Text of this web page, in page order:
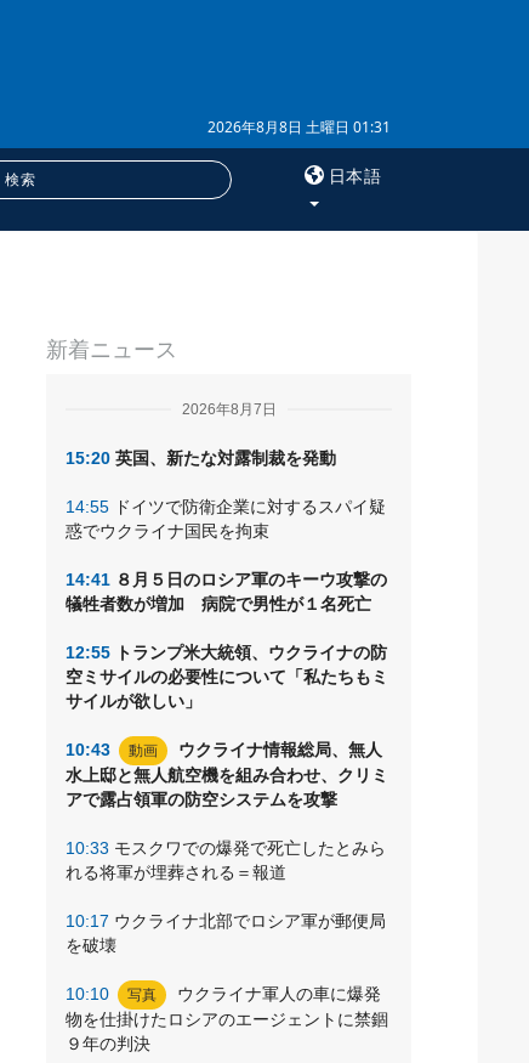
2026年8月8日 土曜日 01:31
日本語
購読
新着ニュース
2026年8月7日
15:20 英国、新たな対露制裁を発動
14:55 ドイツで防衛企業に対するスパイ疑
惑でウクライナ国民を拘束
14:41 ８月５日のロシア軍のキーウ攻撃の
犠牲者数が増加 病院で男性が１名死亡
12:55 トランプ米大統領、ウクライナの防
空ミサイルの必要性について「私たちもミ
サイルが欲しい」
10:43 動画
ウクライナ情報総局、無人
水上邸と無人航空機を組み合わせ、クリミ
アで露占領軍の防空システムを攻撃
10:33 モスクワでの爆発で死亡したとみら
れる将軍が埋葬される＝報道
10:17 ウクライナ北部でロシア軍が郵便局
を破壊
10:10 写真
ウクライナ軍人の車に爆発
物を仕掛けたロシアのエージェントに禁錮
９年の判決